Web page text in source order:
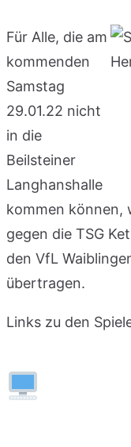
Für Alle, die am
kommenden
Samstag
29.01.22 nicht
in die
Beilsteiner
Langhanshalle
kommen können,
gegen die TSG
den VfL
übertragen.
Links zu den